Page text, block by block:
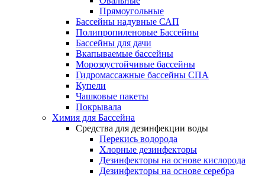
Прямоугольные
Бассейны надувные САП
Полипропиленовые Бассейны
Бассейны для дачи
Вкапываемые бассейны
Морозоустойчивые бассейны
Гидромассажные бассейны СПА
Купели
Чашковые пакеты
Покрывала
Химия для Бассейна
Средства для дезинфекции воды
Перекись водорода
Хлорные дезинфекторы
Дезинфекторы на основе кислорода
Дезинфекторы на основе серебра